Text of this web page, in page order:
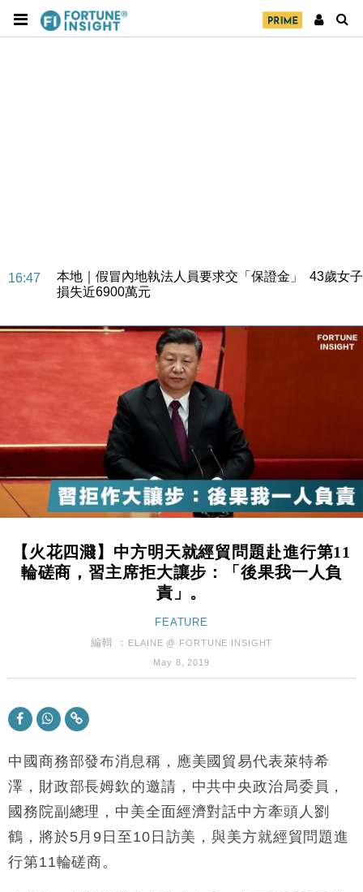
16:47
本地｜假冒內地執法人員要求交「保證金」 43歲女子
損失近6900萬元
15:47
財經｜恒隆10月換帥 玩具「反」斗城亞洲CEO蔡德
財經｜韓股反覆波動收跌 連挫7周創逾3年最長跌勢
13:44
財經｜內地7月美元計價出口增近24%勝預期 貿易順
差達1125億美元
12:44
財經｜日本春季三度入市撐日圓 4月單日斥6.28萬億
日圓干預創新高
11:12
國際｜特朗普料美伊戰事快結束 承認部分彈藥庫存緊
15:59
財經｜SA售股自救後再出手 斥4億美元押注未上市公
司
財經｜華僑銀行上半年淨利創新高 中期息增15%至
財經｜滙豐上調香港今年GDP預測至4.5% 看好貿易
本地｜假冒內地執法人員要求交「保證金」 43歲女子
16:05
財經｜日經失守6.5萬點後回穩 全周仍升近2%
15:47
財經｜恒隆10月換帥 玩具「反」斗城亞洲CEO蔡德
粦接任
15:11
財經｜韓股反覆波動收跌 連挫7周創逾3年最長跌勢
13:44
財經｜內地7月美元計價出口增近24%勝預期 貿易順
差達1125億美元
【火花四濺】中方明天就經貿問題赴進行第11
輪磋商，習主席拒大讓步：「後果我一人負
責」。
FEATURE
編輯 ：
ELAINE @ FORTUNE INSIGHT
May 8, 2019
中國商務部發布消息稱，應美國貿易代表萊特希
澤，財政部長姆欽的邀請，中共中央政治局委員，
國務院副總理，中美全面經濟對話中方牽頭人劉
鶴，將於5月9日至10日訪美，與美方就經貿問題進
行第11輪磋商。